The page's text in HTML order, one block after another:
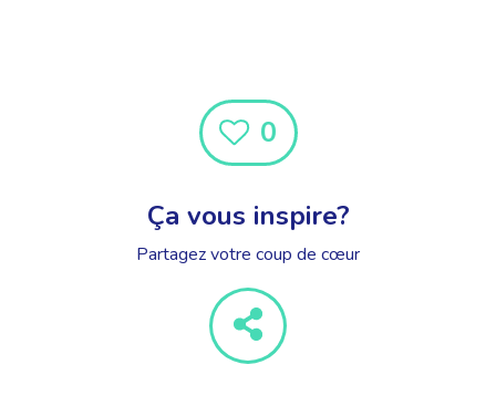
0
Ça vous inspire?
Partagez votre coup de cœur